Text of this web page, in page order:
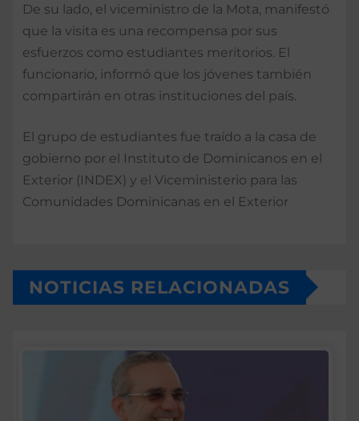
De su lado, el viceministro de la Mota, manifestó
que la visita es una recompensa por sus
esfuerzos como estudiantes meritorios. El
funcionario, informó que los jóvenes también
compartirán en otras instituciones del país.
El grupo de estudiantes fue traído a la casa de
gobierno por el Instituto de Dominicanos en el
Exterior (INDEX) y el Viceministerio para las
Comunidades Dominicanas en el Exterior
NOTICIAS RELACIONADAS